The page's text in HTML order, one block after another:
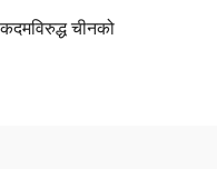
चीनको